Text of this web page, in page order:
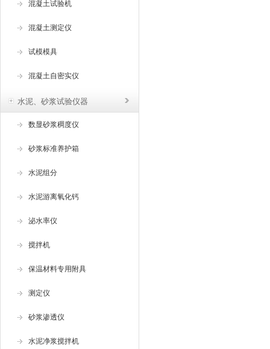
混凝土试验机
混凝土测定仪
试模模具
混凝土自密实仪
水泥、砂浆试验仪器
数显砂浆稠度仪
砂浆标准养护箱
水泥组分
水泥游离氧化钙
泌水率仪
搅拌机
保温材料专用附具
测定仪
砂浆渗透仪
水泥净浆搅拌机